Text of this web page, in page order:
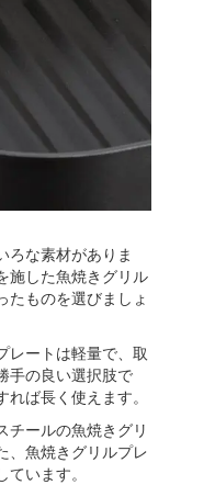
ろな素材がありま
施した魚焼きグリル
たものを選びましょ
レートは軽量で、取
手の良い選択肢で
ば長く使えます。
チールの魚焼きグリ
、魚焼きグリルプレ
います。